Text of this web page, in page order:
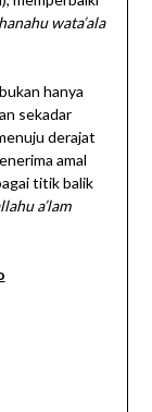
wata’ala
hanya
sekadar
derajat
amal
titik balik
a’lam